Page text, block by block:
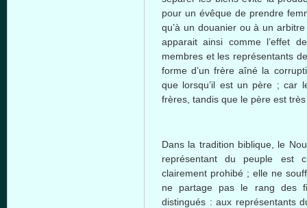
pour un évêque de prendre
qu’à un douanier ou à un
apparait ainsi comme l’effet
membres et les représentants
forme d’un frère aîné la
que lorsqu’il est un père ; car
frères, tandis que le père est
Dans la tradition biblique, le
représentant du peuple est
clairement prohibé ; elle ne
ne partage pas le rang des
distingués : aux représentants